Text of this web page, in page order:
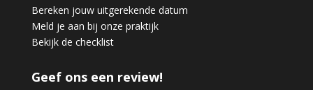
Bereken jouw uitgerekende datum
Meld je aan bij onze praktijk
Bekijk de checklist
Geef ons een review!